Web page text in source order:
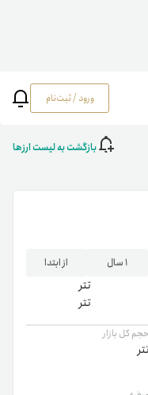
ورود / ثبت‌نام
بازگشت به لیست ارزها
۱ سال از ابتدا
تتر
تتر
کل بازار